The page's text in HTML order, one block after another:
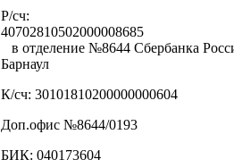
Р/сч:
в отделение №8644 Сбербанка
Барнаул
К/сч: 30101810200000000604
Доп.офис №8644/0193
БИК: 040173604